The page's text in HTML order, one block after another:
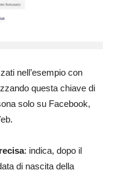
nell’esempio con
questa chiave di
solo su Facebook,
: indica, dopo il
di nascita della